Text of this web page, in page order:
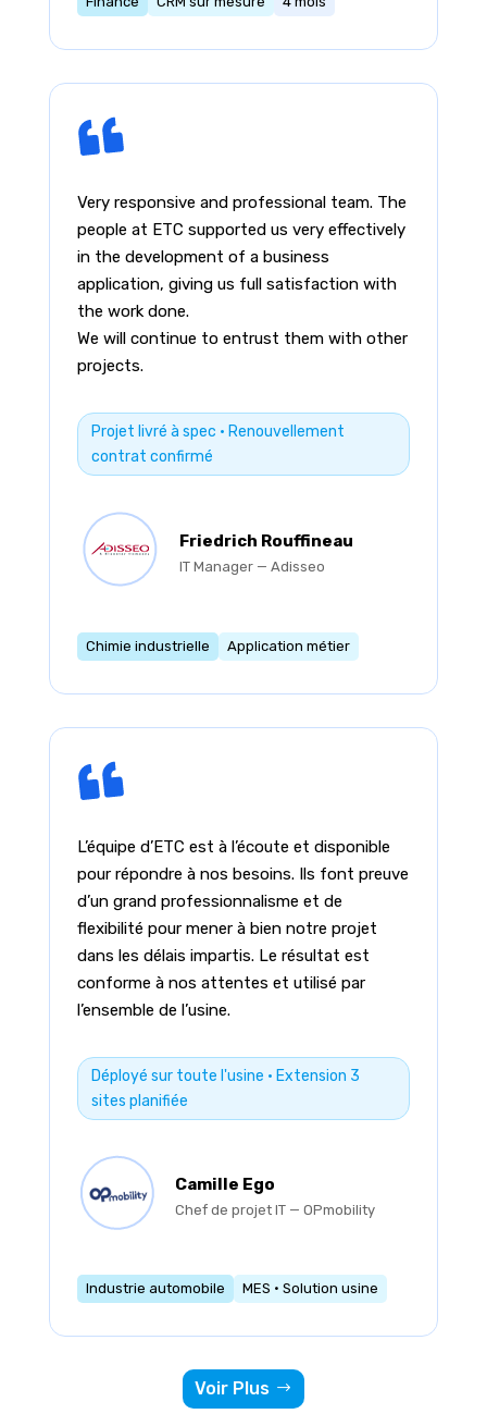
Very responsive and professional team. The
people at ETC supported us very effectively
in the development of a business
application, giving us full satisfaction with
the work done.
We will continue to entrust them with other
projects.
Projet livré à spec · Renouvellement
contrat confirmé
Friedrich Rouffineau
IT Manager — Adisseo
Chimie industrielle Application métier
L’équipe d’ETC est à l’écoute et disponible
pour répondre à nos besoins. Ils font preuve
d’un grand professionnalisme et de
flexibilité pour mener à bien notre projet
dans les délais impartis. Le résultat est
conforme à nos attentes et utilisé par
l’ensemble de l’usine.
Déployé sur toute l'usine · Extension 3
sites planifiée
Camille Ego
Chef de projet IT — OPmobility
Industrie automobile MES · Solution usine
Voir Plus